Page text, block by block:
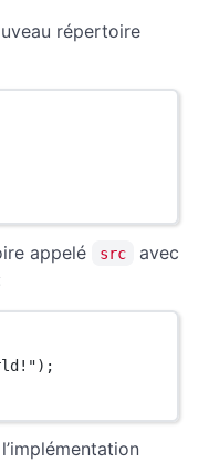
répertoire
appelé src
avec
);